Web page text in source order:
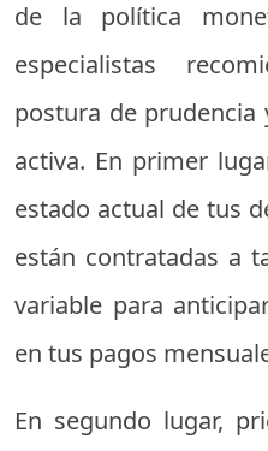
de la política
especialistas
postura de prudencia
activa. En primer
estado actual de tus
están contratadas a
variable para
en tus pagos
En segundo lugar,